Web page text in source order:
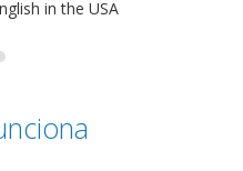
in the USA